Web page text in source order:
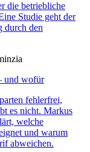
die betriebliche
Studie geht der
durch den
und wofür
fehlerfrei,
es nicht. Markus
welche
und warum
abweichen.